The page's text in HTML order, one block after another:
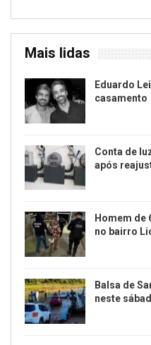
Mais lidas
Eduardo
casamento
Conta de
após
Homem de
no bairro
Balsa de
neste